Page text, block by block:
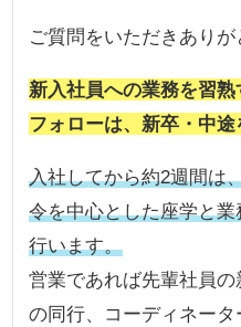
ご質問をいただきありが
新入社員への業務を習
フォローは、新卒・中
入社してから約2週間は
令を中心とした座学と
行います。
営業であれば先輩社員
の同行、コーディネー